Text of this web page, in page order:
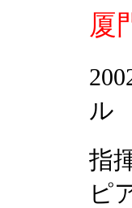
厦
ル
指
ピ